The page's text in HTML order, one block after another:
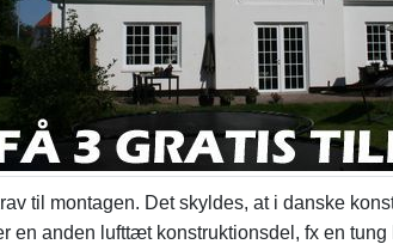
til montagen. Det skyldes, at i danske
anden lufttæt konstruktionsdel, fx en tung